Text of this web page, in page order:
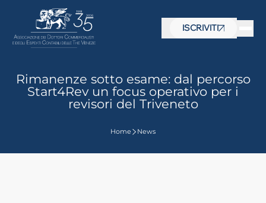
ISCRIVITI
Rimanenze sotto esame: dal percorso
Start4Rev un focus operativo per i
revisori del Triveneto
Home News